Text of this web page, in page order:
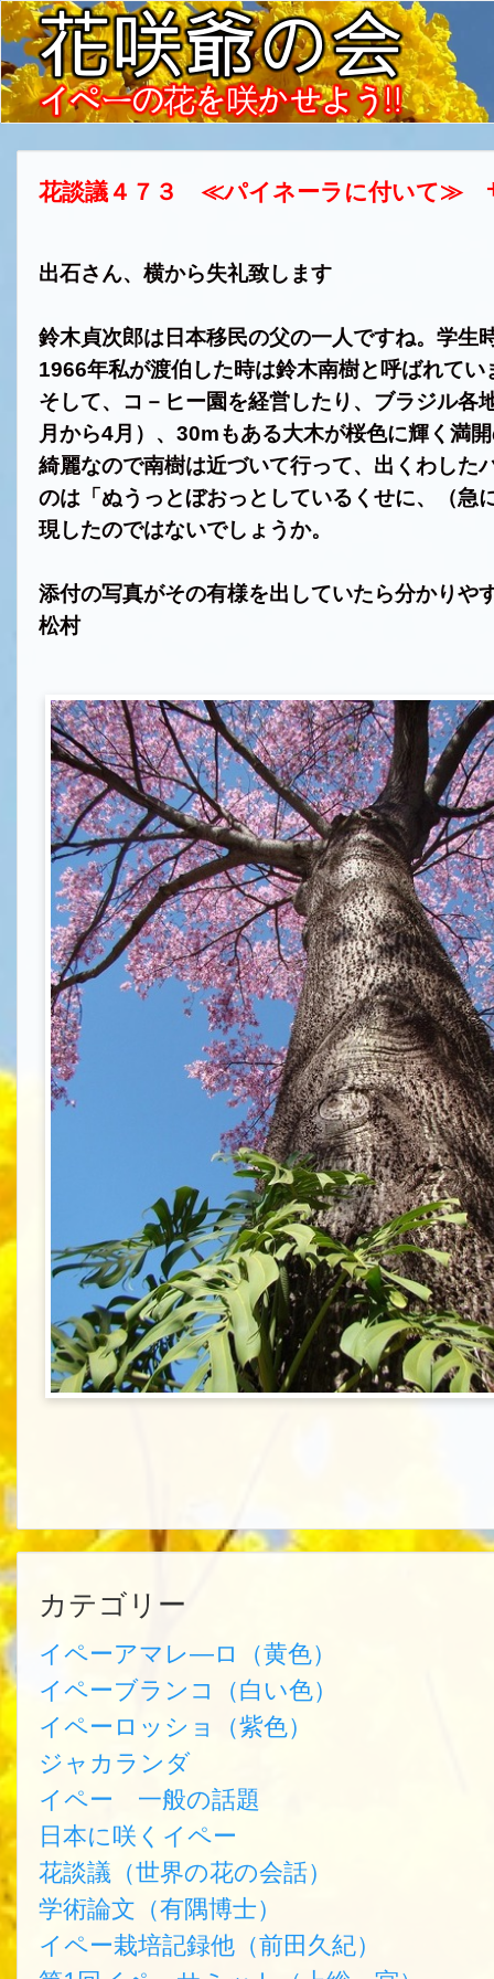
花談議４７３ ≪パイネーラに付いて≫
出石さん、横から失礼致します
鈴木貞次郎は日本移民の父の一人ですね。学生
1966年私が渡伯した時は鈴木南樹と呼ばれてい
そして、コ－ヒー園を経営したり、ブラジル各
月から4月）、 30mもある大木が桜色に輝く満
綺麗なので南樹は近づいて行って、出くわした
のは「ぬうっとぼおっとしているくせに、（急
現したのではないでしょうか。
添付の写真がその有様を出していたら分かりや
松村
カテゴリー
イペーアマレ―ロ（黄色）
イペーブランコ（白い色）
イペーロッショ（紫色）
ジャカランダ
イペー 一般の話題
日本に咲くイペー
花談議（世界の花の会話）
学術論文（有隅博士）
イペー栽培記録他（前田久紀）